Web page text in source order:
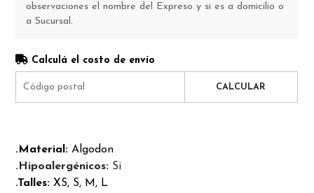
observaciones el nombre del Expreso y si es a domicilio o
a Sucursal.
Calculá el costo de envío
CALCULAR
.Material:Algodon
.Hipoalergénicos: Si
.Talles: XS, S, M, L